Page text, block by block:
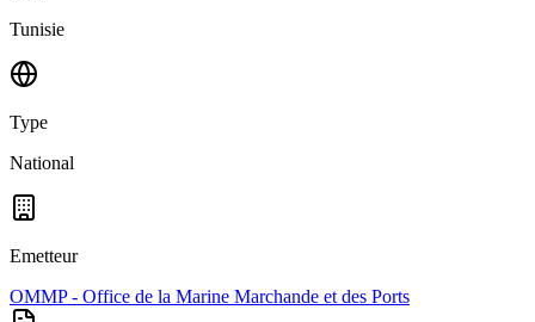
Tunisie
Type
National
Emetteur
OMMP - Office de la Marine Marchande et des Ports